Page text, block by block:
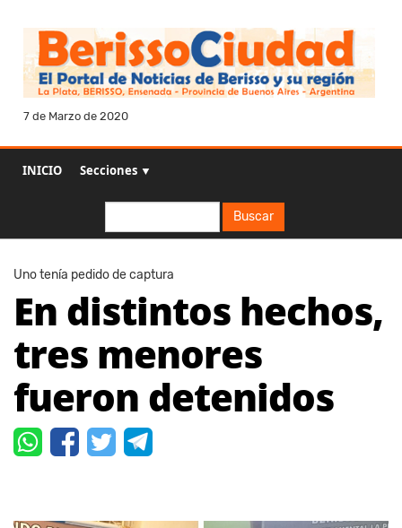
7 de Marzo de 2020
INICIO Secciones ▼
Buscar
Uno tenía pedido de captura
En distintos hechos,
tres menores
fueron detenidos